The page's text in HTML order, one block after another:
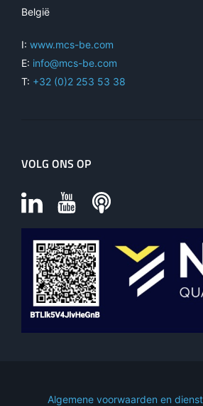
België
I: www.mcs-be.com
E: info@mcs-be.com
T: +32 (0)2 253 53 38
VOLG ONS OP
Algemene voorwaarden en